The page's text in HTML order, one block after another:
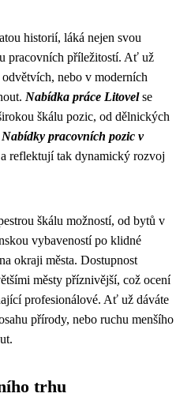
historií, láká nejen svou
pracovních příležitostí. Ať už
nebo v moderních
Nabídka práce Litovelse
škálu pozic, od dělnických
Nabídky pracovních pozic v
reflektují tak dynamický rozvoj
škálu možností, od bytů v
vybaveností po klidné
okraji města. Dostupnost
městy příznivější, což ocení
profesionálové. Ať už dáváte
přírody, nebo ruchu menšího
trhu